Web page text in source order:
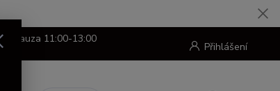
Přihlášení
pauza 11:00-13:00